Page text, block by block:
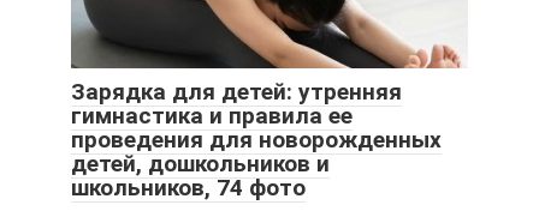
Зарядка для детей: утренняя
гимнастика и правила ее
проведения для новорожденных
детей, дошкольников и
школьников, 74 фото